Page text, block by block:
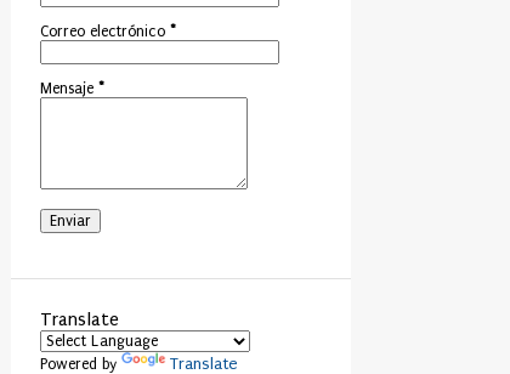
Correo electrónico *
Mensaje *
Translate
Powered by Translate